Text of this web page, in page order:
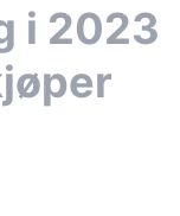
i 2023